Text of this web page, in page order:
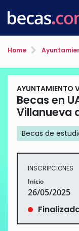
Home
AYUNTAMIENTO
Becas en
Villanueva
Becas de
INSCRIPCIONES
Inicio
26/05/2025